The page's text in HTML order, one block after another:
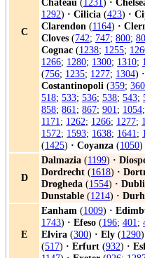
C
Chateau (1231) ·
1292) · Cilicia (423) ·
Clarendon (1164) ·
Cloves (742; 747; 800;
Cognac (1238; 1255;
1266; 1280; 1300; 1310;
(756; 1235; 1277; 1304) ·
Costantinopoli (359; 360
518; 533; 536; 538; 543;
858; 861; 867; 901; 1054;
1171; 1262; 1266; 1277;
1572; 1593; 1638; 1641;
(1425) · Coyanza (1050)
D
Dalmazia (1199) ·
Dordrecht (1618) ·
Drogheda (1554) ·
Dunstable (1214) ·
E
Eanham (1009) ·
1743) · Efeso (196; 401;
Elvira (300) · Ely (1290)
(517) · Erfurt (932) ·